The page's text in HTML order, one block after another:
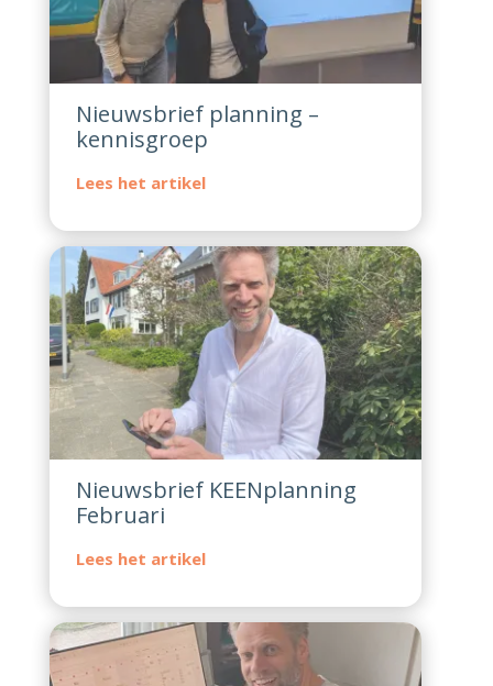
Nieuwsbrief planning –
kennisgroep
Nieuwsbrief KEENplanning
Februari